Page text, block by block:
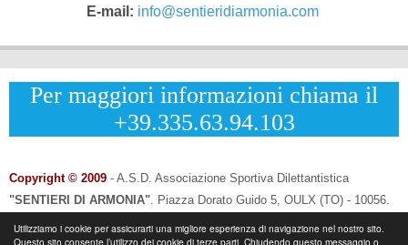
Utilizziamo i cookie per assicurarti una migliore esperienza di navigazione nel nostro sito.
Questo sito consente l’utilizzo dei cookie di terze parti. Chiudendo questo messaggio o
E-mail: info@sentieridiarmonia.com
Per maggiori informazioni chiama il
+39.335.63.94.103
Copyright © 2009 - A.S.D. Associazione Sportiva Dilettantistica
"SENTIERI DI ARMONIA". Piazza Dorato Guido 5, OULX (TO) - 10056.